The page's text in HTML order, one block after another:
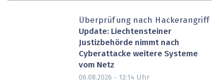
Überprüfung nach Hackerangriff
Update: Liechtensteiner
Justizbehörde nimmt nach
Cyberattacke weitere Systeme
vom Netz
06.08.2026 - 12:14 Uhr